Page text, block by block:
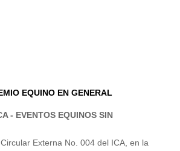
EQUINO EN GENERAL
- EVENTOS EQUINOS SIN
Externa No. 004 del ICA, en la